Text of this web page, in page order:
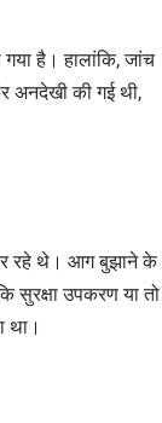
है। हालांकि, जांच
अनदेखी की गई थी,
रहे थे। आग बुझाने के
सुरक्षा उपकरण या तो
था।